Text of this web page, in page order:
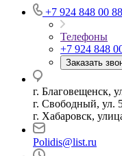
+7 924 848 00 88
Телефоны
+7 924 848
Заказать
г. Благовещенск,
г. Свободный, ул.
г. Хабаровск,
Polidis@list.ru